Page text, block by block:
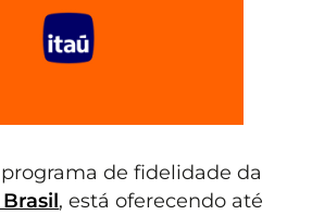
programa de fidelidade da
, está oferecendo até